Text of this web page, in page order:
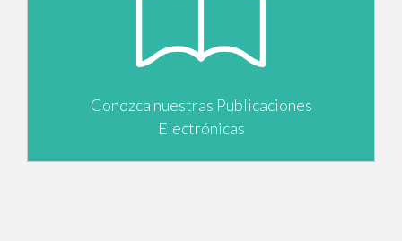
Conozca nuestras Publicaciones
Electrónicas